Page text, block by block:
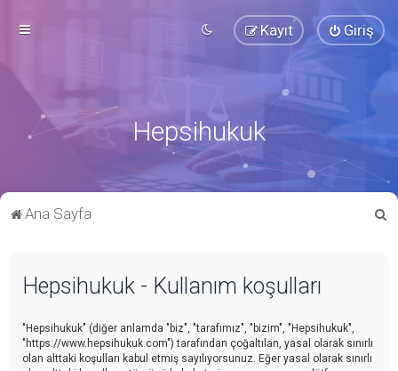
Giriş
Kayıt
Hepsihukuk
Ana Sayfa
Hepsihukuk - Kullanım koşulları
"Hepsihukuk" (diğer anlamda "biz", "tarafımız", "bizim", "Hepsihukuk",
"https://www.hepsihukuk.com") tarafından çoğaltılan, yasal olarak sınırlı
olan alttaki koşulları kabul etmiş sayılıyorsunuz. Eğer yasal olarak sınırlı